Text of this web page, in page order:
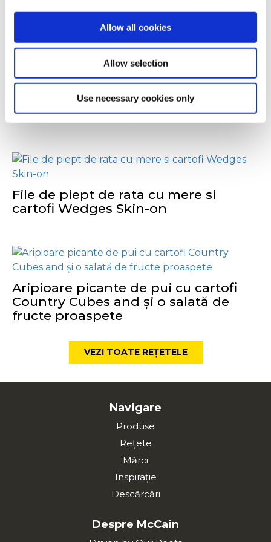
Allow all cookies
Allow selection
Use necessary cookies only
Ceilalți au vizualizat
Caserolă cu midii și Mini Potatoes
File de piept de rata cu mere si
cartofi Wedges Skin-on
Aripioare picante de pui cu cartofi
Country Cubes and și o salată de
fructe proaspete
VEZI TOATE REȚETELE
Navigare
Produse
Rețete
Mărci
Inspirație
Descărcări
Despre McCain